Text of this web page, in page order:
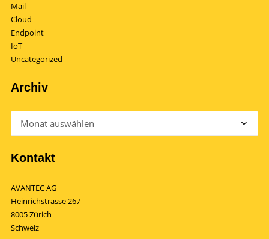
Mail
Cloud
Endpoint
IoT
Uncategorized
Archiv
Kontakt
AVANTEC AG
Heinrichstrasse 267
8005 Zürich
Schweiz